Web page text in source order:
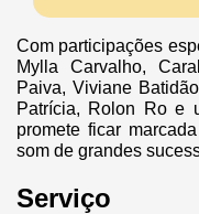
Com participações
Mylla Carvalho,
Paiva, Viviane
Patrícia, Rolon Ro e
promete ficar
som de grandes
Serviço